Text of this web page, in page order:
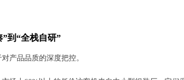
到“全栈自研”
产品品质的深度把控。